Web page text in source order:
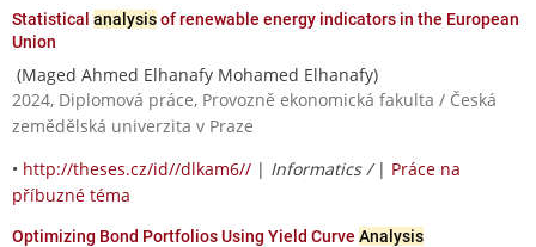
Statistical analysisof renewable energy indicators in the European
Union
(Maged Ahmed Elhanafy Mohamed Elhanafy)
2024, Diplomová práce, Provozně ekonomická fakulta / Česká
zemědělská univerzita v Praze
• http://theses.cz/id//dlkam6// | Informatics / | Práce na
příbuzné téma
Optimizing Bond Portfolios Using Yield Curve Analysis